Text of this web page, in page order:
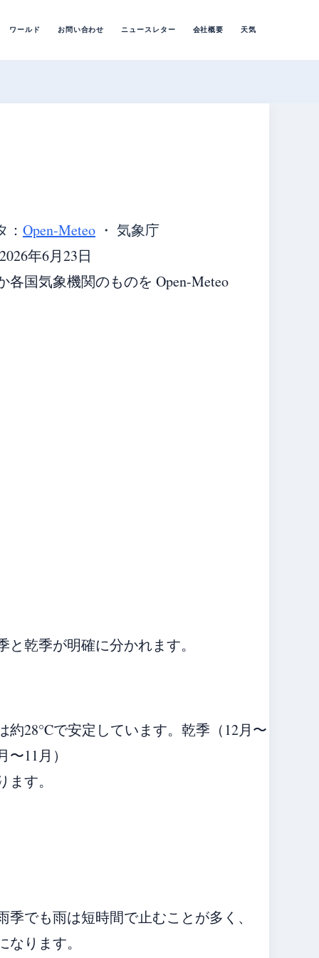
ワールド お問い合わせ ニュースレター 会社概要 天気
： Open-Meteo ・ 気象庁
年6月23日
国気象機関のものを Open-Meteo
乾季が明確に分かれます。
28°Cで安定しています。乾季（12月〜
11月）
す。
でも雨は短時間で止むことが多く、
ります。